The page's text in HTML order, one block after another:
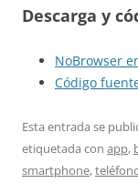
Descarga y
NoBrowser
Código
Esta entrada se
etiquetada con app,
smartphone,